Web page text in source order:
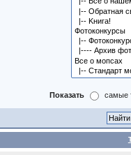
Показать самые